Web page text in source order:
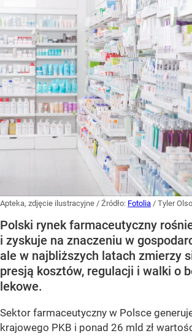
Apteka, zdjęcie ilustracyjne / Źródło: Fotolia / Tyler
Polski rynek farmaceutyczny
i zyskuje na znaczeniu w
ale w najbliższych latach zmierzy
presją kosztów, regulacji i walki o
lekowe.
Sektor farmaceutyczny w Polsce
krajowego PKB i ponad 26 mld zł